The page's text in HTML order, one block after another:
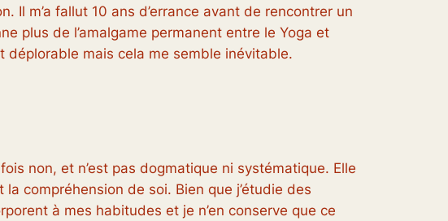
m’a fallut 10 ans d’errance avant de rencontrer un
plus de l’amalgame permanent entre le Yoga et
déplorable mais cela me semble inévitable.
non, et n’est pas dogmatique ni systématique. Elle
compréhension de soi. Bien que j’étudie des
à mes habitudes et je n’en conserve que ce